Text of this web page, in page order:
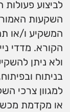
לביצוע
השקעות האמור
המשקיע ו/או
הקורא. מדדי
ולא ניתן
בניתוח
למגוון צרכי
או מקדמת